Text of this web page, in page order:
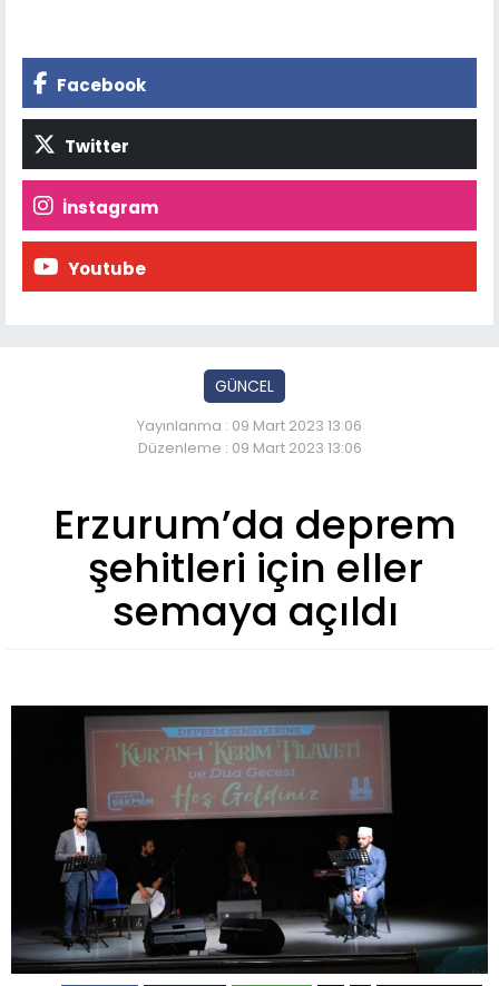
Facebook
Twitter
İnstagram
Youtube
GÜNCEL
Yayınlanma : 09 Mart 2023 13:06
Düzenleme : 09 Mart 2023 13:06
Erzurum’da deprem
şehitleri için eller
semaya açıldı